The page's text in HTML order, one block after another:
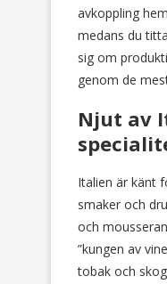
avkoppling
medans du
sig om
genom de
Njut av
Italien är känt
smaker och
och
”kungen av
tobak och